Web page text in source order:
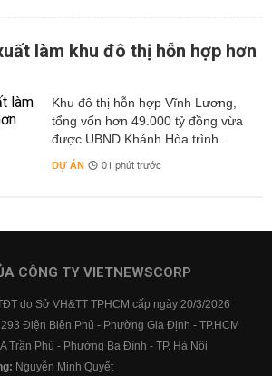
làm khu đô thị hỗn hợp hơn
Khu đô thị hỗn hợp Vĩnh Lương,
tổng vốn hơn 49.000 tỷ đồng vừa
được UBND Khánh Hòa trình...
DỰ ÁN 01 phút trước
CÔNG TY VIETNEWSCORP
do Sở VH&TT TPHCM cấp ngày 20/3/2026
Điện Biên Phủ - Phường Gia Định - TP.HCM
Trần Phú - Phường Ba Đình - TP. Hà Nội
Nguyễn Minh Quyết